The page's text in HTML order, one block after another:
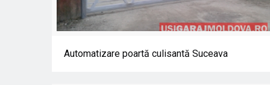
Automatizare poartă culisantă Suceava
Automatizare poartă culisantă Suceava